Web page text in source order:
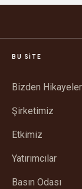
BU SITE
Bizden Hikayeler
Şirketimiz
Etkimiz
Yatırımcılar
Basın Odası